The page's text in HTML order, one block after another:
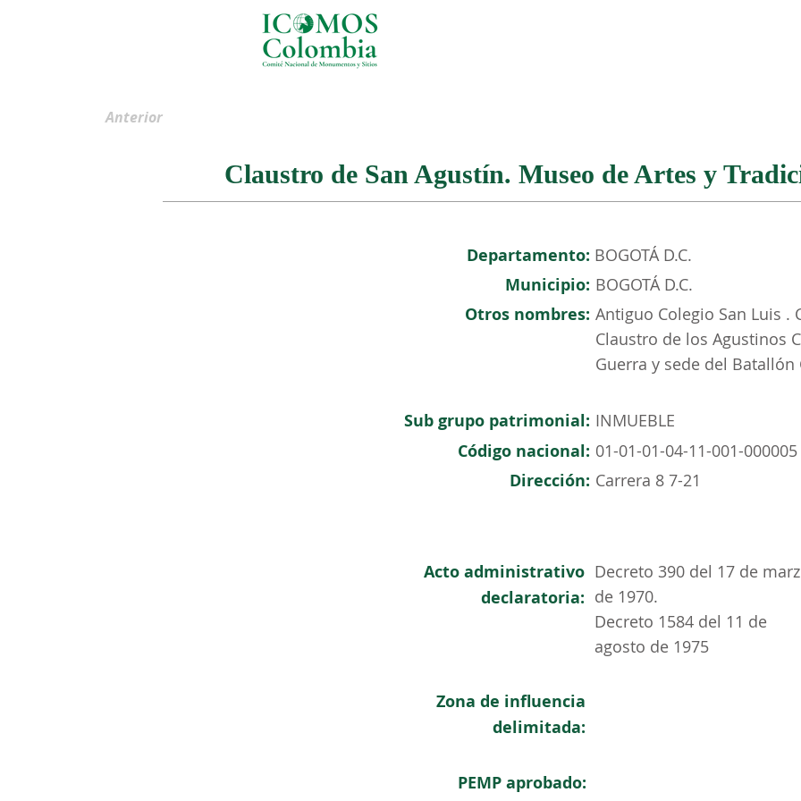
Anterior
Claustro de San Agustín. Museo de Artes y
Departamento: BOGOTÁ D.C.
Municipio: BOGOTÁ D.C.
Otros nombres: Antiguo Colegio San Luis .
Claustro de los Agustinos
Guerra y sede del
Sub grupo patrimonial: INMUEBLE
Código nacional: 01-01-01-04-11-001-000005
Dirección: Carrera 8 7-21
Acto administrativo
declaratoria:
Decreto 390 del 17 de
de 1970.
Decreto 1584 del 11 de
agosto de 1975
Zona de influencia
delimitada:
PEMP aprobado: